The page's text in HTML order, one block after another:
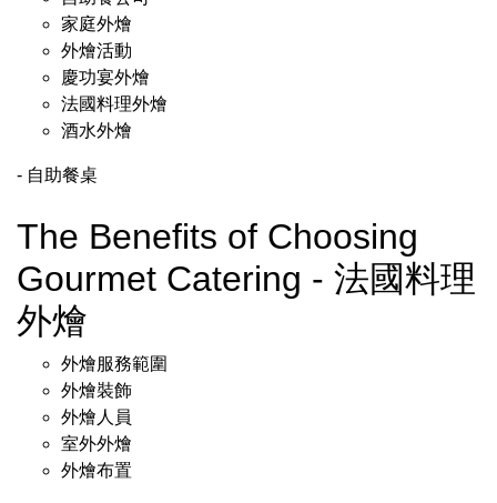
家庭外燴
外燴活動
慶功宴外燴
法國料理外燴
酒水外燴
- 自助餐桌
The Benefits of Choosing
Gourmet Catering - 法國料理
外燴
外燴服務範圍
外燴裝飾
外燴人員
室外外燴
外燴布置